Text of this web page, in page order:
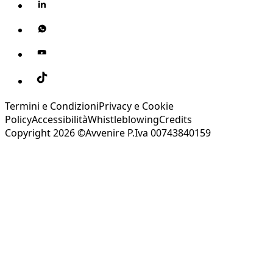
Termini e CondizioniPrivacy e Cookie
PolicyAccessibilitàWhistleblowingCredits
Copyright 2026 ©Avvenire P.Iva 00743840159